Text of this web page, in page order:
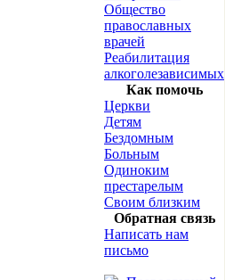
Общество
православных
врачей
Реабилитация
алкоголезависимых
Как помочь
Церкви
Детям
Бездомным
Больным
Одиноким
престарелым
Своим близким
Обратная связь
Написать нам
письмо